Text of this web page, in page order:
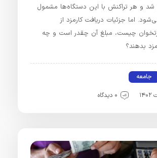
شد و هر تراکنش با این دستگاه‌ها مشمول
اما جزئیات دریافت کارمزد از
چیست، مبلغ آن چقدر است و چه
بدهند؟
جامعه
۰ دیدگاه